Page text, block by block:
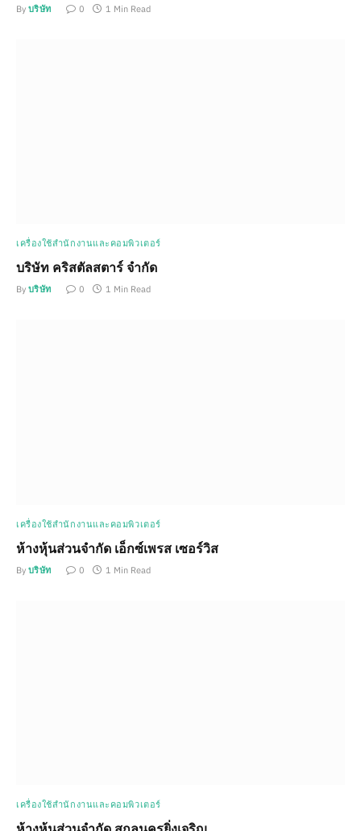
By บริษัท 0 1 Min Read
เครื่องใช้สำนักงานและคอมพิวเตอร์
บริษัท คริสตัลสตาร์ จำกัด
By บริษัท 0 1 Min Read
เครื่องใช้สำนักงานและคอมพิวเตอร์
ห้างหุ้นส่วนจำกัด เอ็กซ์เพรส เซอร์วิส
By บริษัท 0 1 Min Read
เครื่องใช้สำนักงานและคอมพิวเตอร์